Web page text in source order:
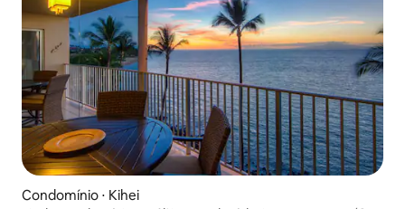
Condomínio ⋅ Kihei